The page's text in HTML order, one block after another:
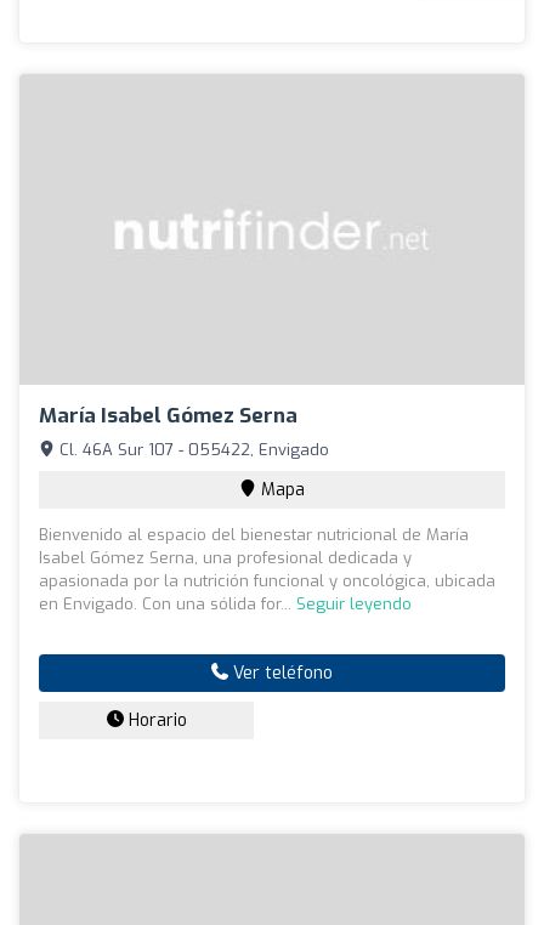
María Isabel Gómez Serna
Cl. 46A Sur 107 - 055422, Envigado
Mapa
Bienvenido al espacio del bienestar nutricional de María
Isabel Gómez Serna, una profesional dedicada y
apasionada por la nutrición funcional y oncológica, ubicada
en Envigado. Con una sólida for... Seguir leyendo
Ver teléfono
Horario